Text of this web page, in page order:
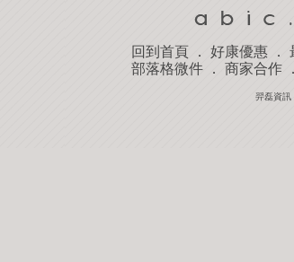
回到首頁 ． 好康優惠 ．
部落格微件． 商家合作
羿磊資訊